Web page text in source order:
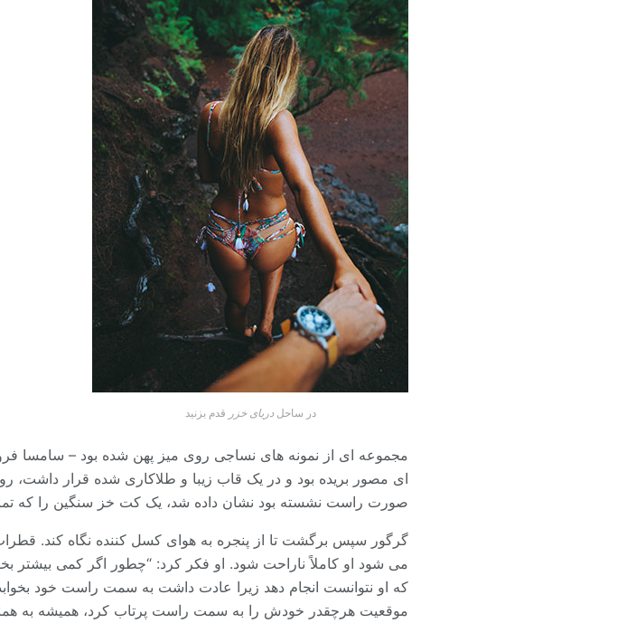
در ساحلدریای خزر قدم بزنید
مجموعه ای از نمونه های نساجی روی میز پهن شده بود – سامسا
ای مصور بریده بود و در یک قاب زیبا و طلاکاری شده قرار داشت،
صورت راست نشسته بود نشان داده شد، یک کت خز سنگین را که تمام
گرگور سپس برگشت تا از پنجره به هوای کسل کننده نگاه کند.
می شود او کاملاً ناراحت شود. او فکر کرد: “چطور اگر کمی بیشتر
که او نتوانست انجام دهد زیرا عادت داشت به سمت راست خود
موقعیت هرچقدر خودش را به سمت راست پرتاب کرد، همیشه به